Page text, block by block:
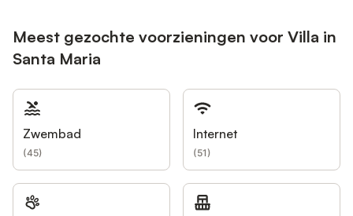
Meest gezochte voorzieningen voor Villa in
Santa Maria
Zwembad
(45)
Internet
(51)